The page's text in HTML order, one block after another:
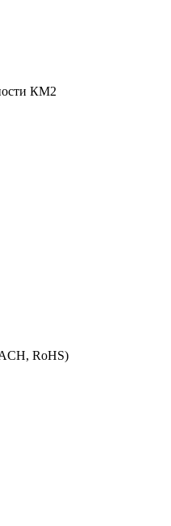
КМ2
RoHS)